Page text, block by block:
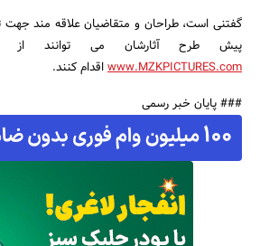
گفتنی است، طراحان و متقاضیان علاقه مند جهت
پیش طرح آثارشان می توانند از
www.MZKPICTURES.comاقدام کنند.
### پایان خبر رسمی